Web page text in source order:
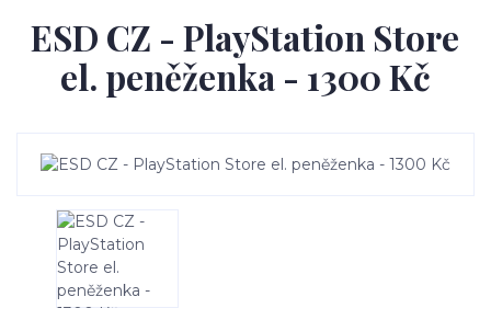
ESD CZ - PlayStation Store
el. peněženka - 1300 Kč